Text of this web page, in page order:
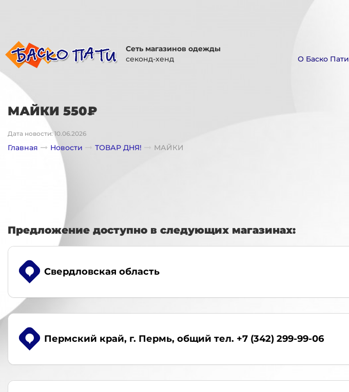
Сеть магазинов одежды
секонд-хенд
О Баско Пати
МАЙКИ 550₽
Дата новости: 10.06.2026
Главная Новости ТОВАР ДНЯ! МАЙКИ
Предложение доступно в следующих магазинах:
Свердловская область
Пермский край, г. Пермь, общий тел. +7 (342) 299-99-06